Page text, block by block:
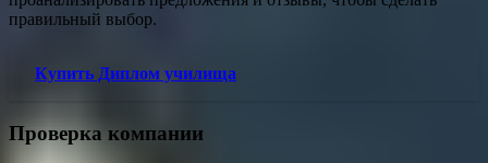
правильный выбор.
Купить Диплом училища
Проверка компании